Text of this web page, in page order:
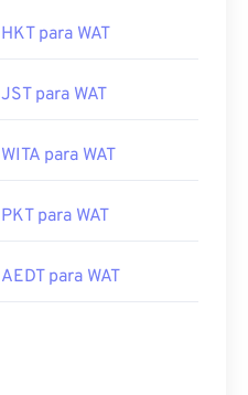
HKT para WAT
JST para WAT
WITA para WAT
PKT para WAT
AEDT para WAT